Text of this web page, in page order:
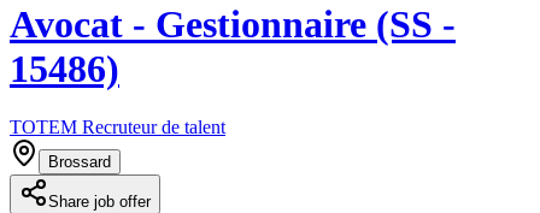
Avocat - Gestionnaire (SS -
15486)
TOTEM Recruteur de talent
Brossard
Share job offer